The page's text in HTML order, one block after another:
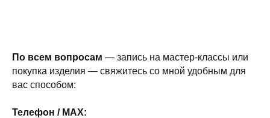
По всем вопросам — запись на мастер-классы или
покупка изделия — свяжитесь со мной удобным для
вас способом:
Телефон / MAX: